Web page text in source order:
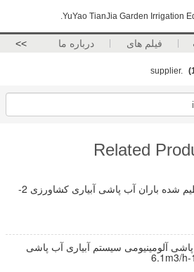
YuYao TianJia Garden Irrigation
فیلم های درباره ما >>
Related
1 1/2" آب تنظیم شده باران آب پاشی آبیاری کشاورزی 2-
پاشی آلومینیومی سیستم آبیاری آب پاشی